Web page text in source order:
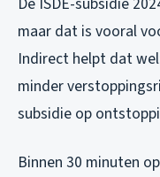
maar dat is vooral
Indirect helpt dat
minder
subsidie op
Binnen 30 minuten